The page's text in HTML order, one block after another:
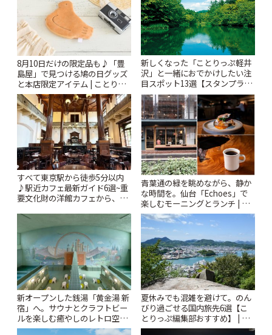
8月10日だけの限定品も♪「豊
島屋」で見つける鳩の日グッズ
と本店限定アイテム | ことりっ
ぷ
新しくなった「ことりっぷ軽井
沢」と一緒におでかけしたい注
目スポット13選【スタンプラリ
ー開催中】 | ことりっぷ
すべて東京駅から徒歩5分以内
♪駅近カフェ最新ガイド6選~重
要文化財の洋館カフェから、改
りっぷ
青葉通の緑を眺めながら、静か
な時間を。仙台「Echoes」で
楽しむモーニングとランチ | こ
とりっぷ
新オープンした銭湯「黄金湯 新
宿」へ。サウナとクラフトビー
ルを楽しむ癒やしのレトロ空間
| ことりっぷ
夏休みでも混雑を避けて。のん
びり過ごせる国内旅先6選【こ
とりっぷ編集部おすすめ】 | こ
とりっぷ